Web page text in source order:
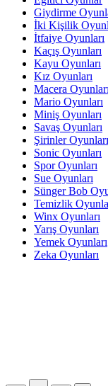
Giydirme
İki Kişilik
İtfaiye Oyunları
Kaçış Oyunları
Kayu Oyunları
Kız Oyunları
Macera Oyunları
Mario Oyunları
Miniş Oyunları
Savaş Oyunları
Şirinler Oyunları
Sonic Oyunları
Spor Oyunları
Sue Oyunları
Sünger Bob
Temizlik
Winx Oyunları
Yarış Oyunları
Yemek Oyunları
Zeka Oyunları